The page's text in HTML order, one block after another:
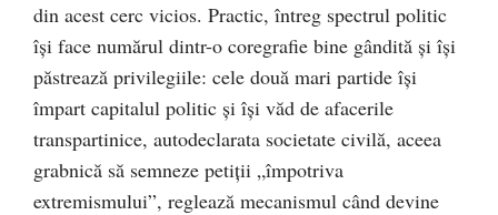
din acest cerc vicios. Practic, întreg spectrul politic
îşi face numărul dintr-o coregrafie bine gândită şi îşi
păstrează privilegiile: cele două mari partide îşi
împart capitalul politic şi îşi văd de afacerile
transpartinice, autodeclarata societate civilă, aceea
grabnică să semneze petiţii „împotriva
extremismului”, reglează mecanismul când devine